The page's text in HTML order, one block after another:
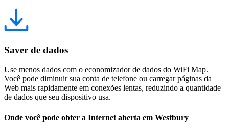
Saver de dados
Use menos dados com o economizador de dados do WiFi Map.
Você pode diminuir sua conta de telefone ou carregar páginas da
Web mais rapidamente em conexões lentas, reduzindo a quantidade
de dados que seu dispositivo usa.
Onde você pode obter a Internet aberta em Westbury